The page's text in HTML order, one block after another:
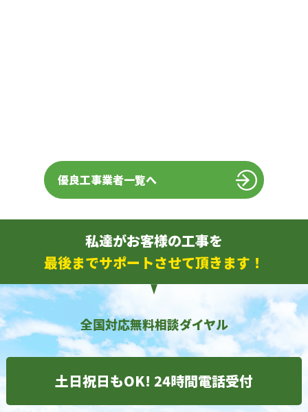
優良工事業者一覧へ
私達がお客様の工事を
最後までサポートさせて頂きます！
全国対応無料相談ダイヤル
土日祝日もOK! 24時間電話受付